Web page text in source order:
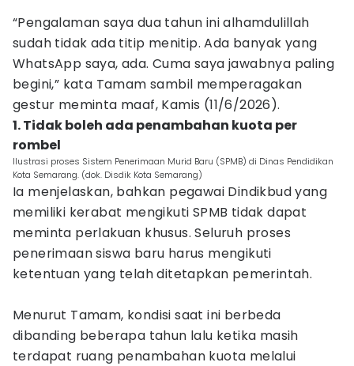
“Pengalaman saya dua tahun ini alhamdulillah
sudah tidak ada titip menitip. Ada banyak yang
WhatsApp saya, ada. Cuma saya jawabnya paling
begini,” kata Tamam sambil memperagakan
gestur meminta maaf, Kamis (11/6/2026).
1. Tidak boleh ada penambahan kuota per
rombel
Ilustrasi proses Sistem Penerimaan Murid Baru (SPMB) di Dinas Pendidikan
Kota Semarang. (dok. Disdik Kota Semarang)
Ia menjelaskan, bahkan pegawai Dindikbud yang
memiliki kerabat mengikuti SPMB tidak dapat
meminta perlakuan khusus. Seluruh proses
penerimaan siswa baru harus mengikuti
ketentuan yang telah ditetapkan pemerintah.
Menurut Tamam, kondisi saat ini berbeda
dibanding beberapa tahun lalu ketika masih
terdapat ruang penambahan kuota melalui